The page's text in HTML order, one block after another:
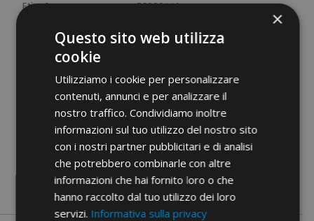
Etim 9 EC000441
22PA06A
Documente PDF
×
Questo sito web utilizza
cookie
Utilizziamo i cookie per personalizzare
contenuti, annunci e per analizzare il
nostro traffico. Condividiamo inoltre
informazioni sul tuo utilizzo del nostro sito
con i nostri partner pubblicitari e di analisi
che potrebbero combinarle con altre
informazioni che hai fornito loro o che
hanno raccolto dal tuo utilizzo dei loro
servizi. Informativa sulla privacy